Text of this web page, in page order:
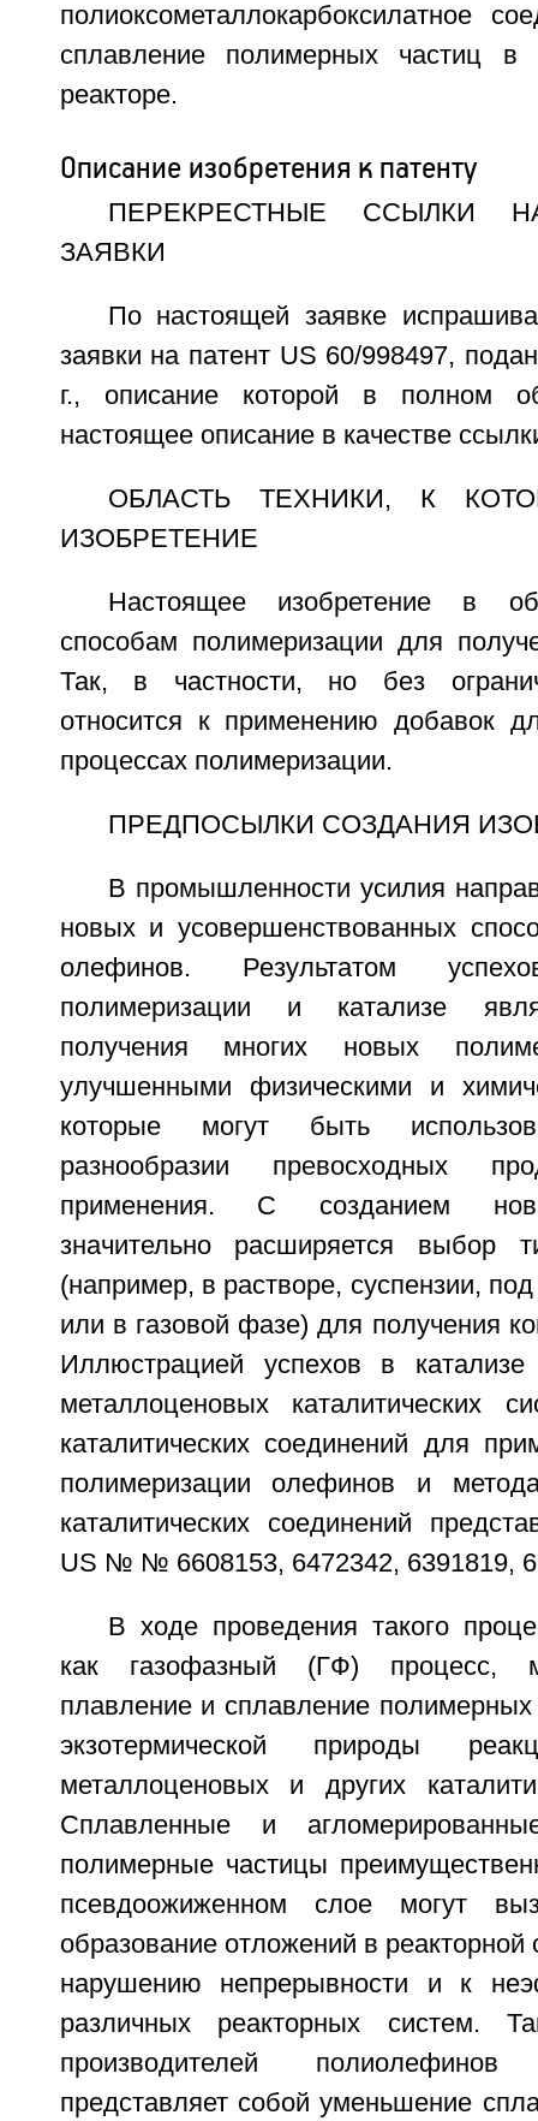
полиоксометаллокарбоксилатное
сплавление полимерных частиц в
реакторе.
Описание изобретения к патенту
ПЕРЕКРЕСТНЫЕ ССЫЛКИ
ЗАЯВКИ
По настоящей заявке
заявки на патент US 60/998497,
г., описание которой в полном
настоящее описание в качестве
ОБЛАСТЬ ТЕХНИКИ, К
ИЗОБРЕТЕНИЕ
Настоящее изобретение в
способам полимеризации для
Так, в частности, но без
относится к применению добавок
процессах полимеризации.
ПРЕДПОСЫЛКИ СОЗДАНИЯ
В промышленности усилия
новых и усовершенствованных
олефинов. Результатом
полимеризации и катализе
получения многих новых
улучшенными физическими и
которые могут быть
разнообразии превосходных
применения. С созданием
значительно расширяется выбор
(например, в растворе, суспензии,
или в газовой фазе) для получения
Иллюстрацией успехов в катализе
металлоценовых каталитических
каталитических соединений для
полимеризации олефинов и
каталитических соединений
US № № 6608153, 6472342, 6391819,
В ходе проведения такого
как газофазный (ГФ) процесс,
плавление и сплавление полимерных
экзотермической природы
металлоценовых и других
Сплавленные и
полимерные частицы
псевдоожиженном слое могут
образование отложений в
нарушению непрерывности и к
различных реакторных систем.
производителей
представляет собой уменьшение